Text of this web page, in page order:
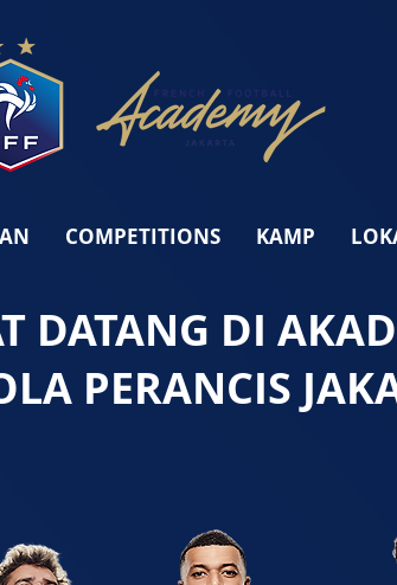
DATANG DI
PERANCIS
COMPETITIONS KAMP